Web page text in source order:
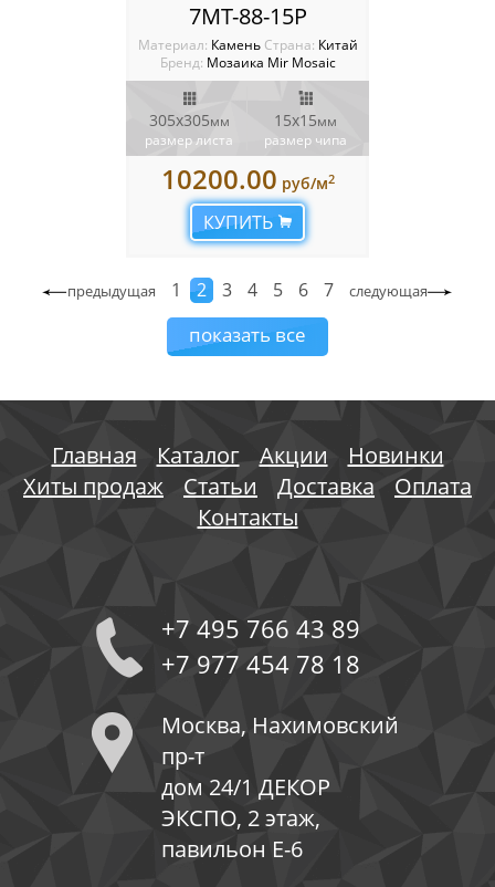
7MT-88-15P
Материал: Камень Cтрана: Китай
Бренд: Мозаика Mir Mosaic
305x305мм
размер листа
15х15мм
размер чипа
10200.00 руб/м2
КУПИТЬ
предыдущая 1 2 3 4 5 6 7 следующая
показать все
Главная Каталог Акции
Новинки
Хиты продаж
Статьи Доставка
Оплата
Контакты
+7 495 766 43 89
+7 977 454 78 18
Москва, Нахимовский
пр-т
дом 24/1 ДЕКОР
ЭКСПО, 2 этаж,
павильон Е-6